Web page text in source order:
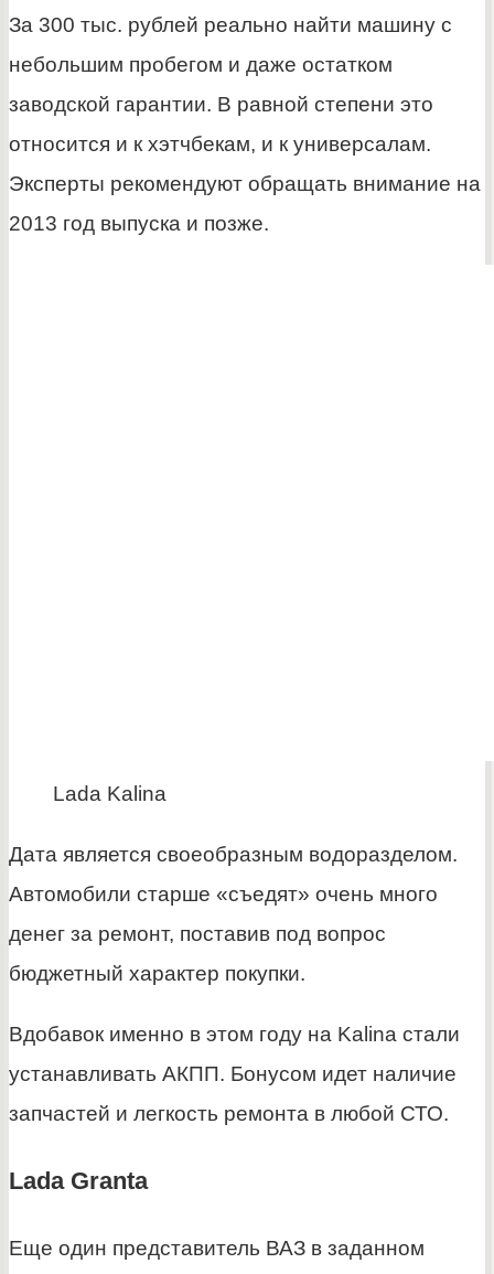
За 300 тыс. рублей реально найти машину с
небольшим пробегом и даже остатком
заводской гарантии. В равной степени это
относится и к хэтчбекам, и к универсалам.
Эксперты рекомендуют обращать внимание на
2013 год выпуска и позже.
Lada Kalina
Дата является своеобразным водоразделом.
Автомобили старше «съедят» очень много
денег за ремонт, поставив под вопрос
бюджетный характер покупки.
Вдобавок именно в этом году на Kalina стали
устанавливать АКПП. Бонусом идет наличие
запчастей и легкость ремонта в любой СТО.
Lada Granta
Еще один представитель ВАЗ в заданном